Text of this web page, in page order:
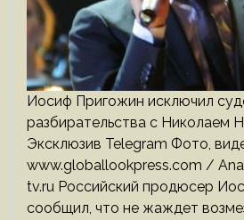
Иосиф Пригожин исключил
разбирательства с Николаем
Эксклюзив Telegram Фото,
www.globallookpress.com /
tv.ru Российский продюсер
сообщил, что не жаждет